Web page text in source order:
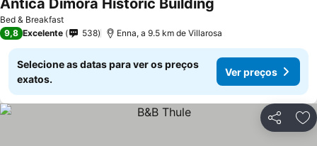
Bed & Breakfast
Antica Dimora Historic Building
9,8 Excelente 538 Enna, a 9.5 km de Villarosa
Selecione as datas para ver os preços
exatos.
Ver preços
Partilhar